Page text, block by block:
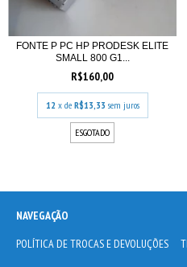
FONTE P PC HP PRODESK ELITE
SMALL 800 G1...
R$160,00
12 x de R$13,33 sem juros
ESGOTADO
NAVEGAÇÃO
POLÍTICA DE TROCAS E DEVOLUÇÕES